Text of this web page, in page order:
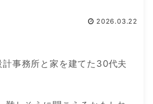
2026.03.22
事務所と家を建てた30代夫